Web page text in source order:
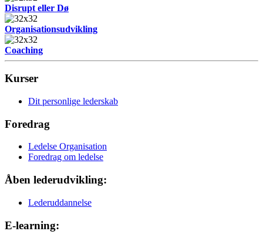
Disrupt eller Dø
Organisationsudvikling
Coaching
Kurser
Dit personlige lederskab
Foredrag
Ledelse Organisation
Foredrag om ledelse
Åben lederudvikling:
Lederuddannelse
E-learning: